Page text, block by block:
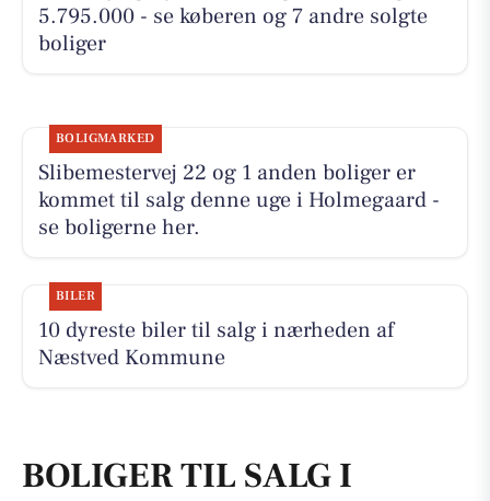
5.795.000 - se køberen og 7 andre solgte
boliger
BOLIGMARKED
Slibemestervej 22 og 1 anden boliger er
kommet til salg denne uge i Holmegaard -
se boligerne her.
BILER
10 dyreste biler til salg i nærheden af
Næstved Kommune
BOLIGER TIL SALG I